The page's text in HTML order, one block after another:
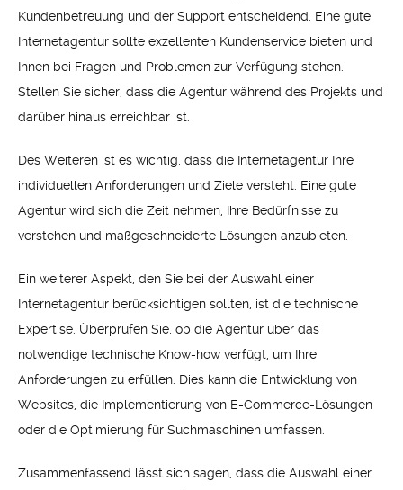
Kundenbetreuung und der Support entscheidend. Eine gute
Internetagentur sollte exzellenten Kundenservice bieten und
Ihnen bei Fragen und Problemen zur Verfügung stehen.
Stellen Sie sicher, dass die Agentur während des Projekts und
darüber hinaus erreichbar ist.
Des Weiteren ist es wichtig, dass die Internetagentur Ihre
individuellen Anforderungen und Ziele versteht. Eine gute
Agentur wird sich die Zeit nehmen, Ihre Bedürfnisse zu
verstehen und maßgeschneiderte Lösungen anzubieten.
Ein weiterer Aspekt, den Sie bei der Auswahl einer
Internetagentur berücksichtigen sollten, ist die technische
Expertise. Überprüfen Sie, ob die Agentur über das
notwendige technische Know-how verfügt, um Ihre
Anforderungen zu erfüllen. Dies kann die Entwicklung von
Websites, die Implementierung von E-Commerce-Lösungen
oder die Optimierung für Suchmaschinen umfassen.
Zusammenfassend lässt sich sagen, dass die Auswahl einer